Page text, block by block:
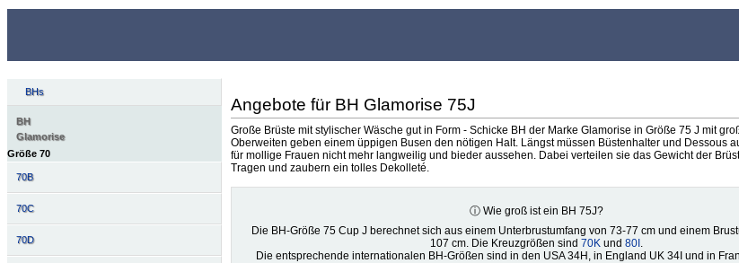
BHs
BH
Glamorise
Größe 70
70B
70C
70D
Angebote für BH Glamorise 75J
Große Brüste mit stylischer Wäsche gut in Form - Schicke BH der Marke Glamorise in Größe 75 J mit
Oberweiten geben einem üppigen Busen den nötigen Halt. Längst müssen Büstenhalter und Dessous
für mollige Frauen nicht mehr langweilig und bieder aussehen. Dabei verteilen sie das Gewicht der
Tragen und zaubern ein tolles Dekolleté.
ⓘ Wie groß ist ein BH 75J?
Die BH-Größe 75 Cup J berechnet sich aus einem Unterbrustumfang von 73-77 cm und einem
107 cm. Die Kreuzgrößen sind 70K und 80I.
Die entsprechende internationalen BH-Größen sind in den USA 34H, in England UK 34I und in